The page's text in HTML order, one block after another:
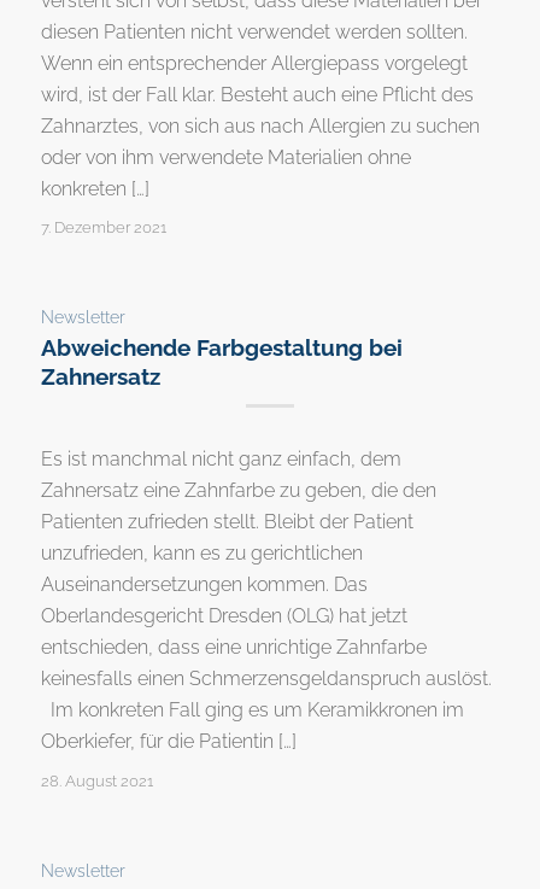
diesen Patienten nicht verwendet werden sollten.
Wenn ein entsprechender Allergiepass vorgelegt
wird, ist der Fall klar. Besteht auch eine Pflicht des
Zahnarztes, von sich aus nach Allergien zu suchen
oder von ihm verwendete Materialien ohne
konkreten […]
7. Dezember 2021
Newsletter
Abweichende Farbgestaltung bei
Zahnersatz
Es ist manchmal nicht ganz einfach, dem
Zahnersatz eine Zahnfarbe zu geben, die den
Patienten zufrieden stellt. Bleibt der Patient
unzufrieden, kann es zu gerichtlichen
Auseinandersetzungen kommen. Das
Oberlandesgericht Dresden (OLG) hat jetzt
entschieden, dass eine unrichtige Zahnfarbe
keinesfalls einen Schmerzensgeldanspruch auslöst.
Im konkreten Fall ging es um Keramikkronen im
Oberkiefer, für die Patientin […]
28. August 2021
Newsletter